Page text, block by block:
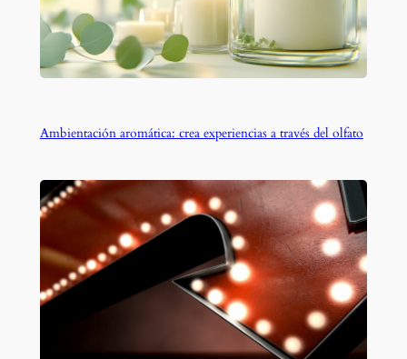
Ambientación aromática: crea experiencias a través del olfato